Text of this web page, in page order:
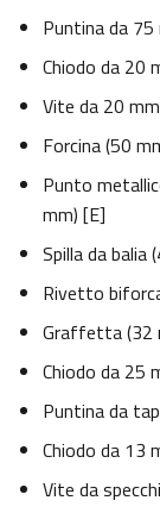
Puntina da
Chiodo da 20
Vite da 20
Forcina (50
Punto
mm) [E]
Spilla da balia
Rivetto
Graffetta (32
Chiodo da 25
Puntina da
Chiodo da 13
Vite da